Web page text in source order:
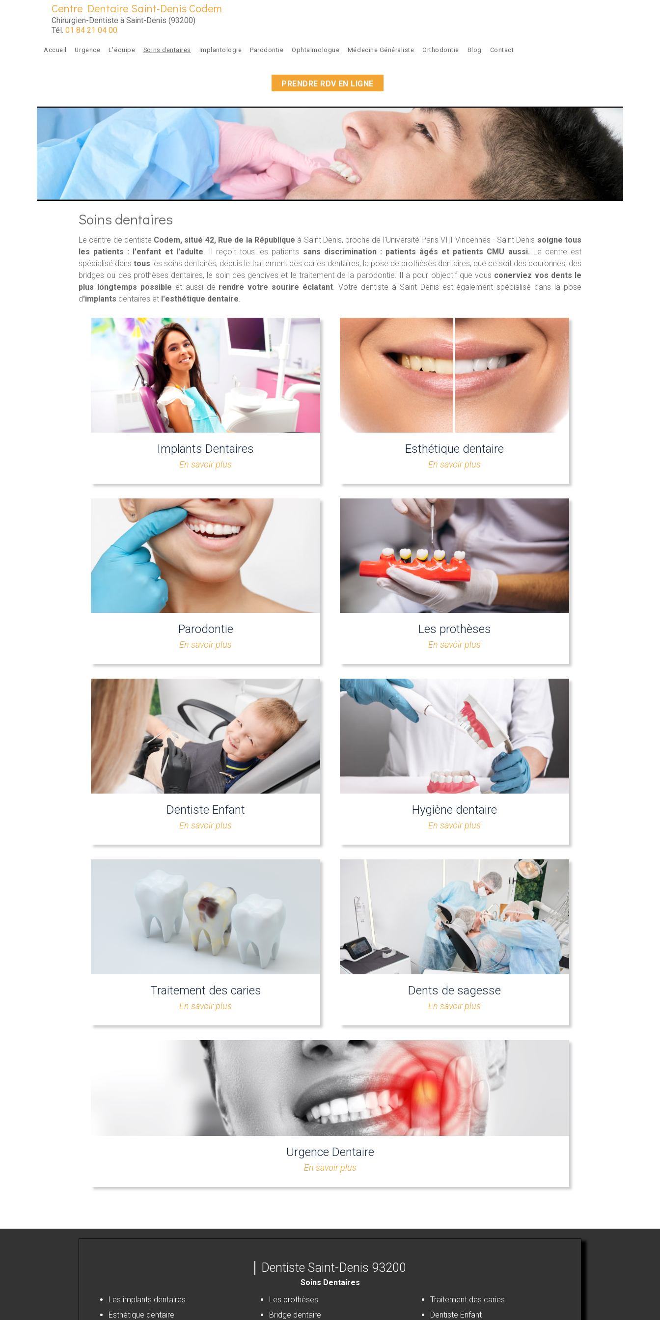
Aller au contenu principalCentre Dentaire Saint-Denis Codem
Chirurgien-Dentiste à Saint-Denis (93200)
Tél. 01 84 21 04 00
Accueil Urgence L'équipe Soins dentaires Implantologie Parodontie Ophtalmologue Médecine Généraliste Orthodontie Blog Contact
PRENDRE RDV EN LIGNE
Soins dentaires
Le centre de dentiste Codem, situé 42, Rue de la République à Saint Denis, proche de l'Université Paris VIII Vincennes - Saint Denis soigne tous
les patients : l'enfant et l'adulte. Il reçoit tous les patients sans discrimination : patients âgés et patients CMU aussi. Le centre est
spécialisé dans tous les soins dentaires, depuis le traitement des caries dentaires, la pose de prothèses dentaires, que ce soit des couronnes, des
bridges ou des prothèses dentaires, le soin des gencives et le traitement de la parodontie. Il a pour objectif que vous conerviez vos dents le
plus longtemps possible et aussi de rendre votre sourire éclatant. Votre dentiste à Saint Denis est également spécialisé dans la pose
d'implants dentaires et l'esthétique dentaire.
Implants Dentaires
En savoir plus
Esthétique dentaire
En savoir plus
Parodontie
En savoir plus
Les prothèses
En savoir plus
Dentiste Enfant
En savoir plus
Hygiène dentaire
En savoir plus
Traitement des caries
En savoir plus
Dents de sagesse
En savoir plus
Urgence Dentaire
En savoir plus
Dentiste Saint-Denis 93200
Soins Dentaires
Les implants dentaires
Esthétique dentaire
Les prothèses
Bridge dentaire
Traitement des caries
Dentiste Enfant